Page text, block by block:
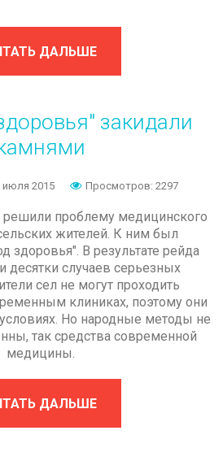
ДАЛЬШЕ
закидали
июля 2015 Просмотров: 2297
решили проблему медицинского
жителей. К ним был
здоровья". В результате рейда
случаев серьезных
сел не могут проходить
клиниках, поэтому они
Но народные методы не
так средства современной
медицины.
ДАЛЬШЕ